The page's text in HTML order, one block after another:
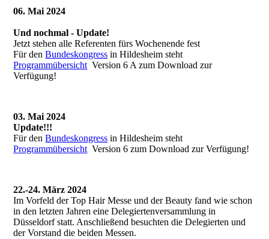
06. Mai 2024
Und nochmal - Update!
Jetzt stehen alle Referenten fürs Wochenende fest
Für denBundeskongress in Hildesheim steht
Programmübersicht Version 6 A zum Download zur
Verfügung!
03. Mai 2024
Update!!!
Für denBundeskongress in Hildesheim steht
Programmübersicht Version 6 zum Download zur Verfügung!
22.-24. März 2024
Im Vorfeld der Top Hair Messe und der Beauty fand wie schon
in den letzten Jahren eine Delegiertenversammlung in
Düsseldorf statt. Anschließend besuchten die Delegierten und
der Vorstand die beiden Messen.